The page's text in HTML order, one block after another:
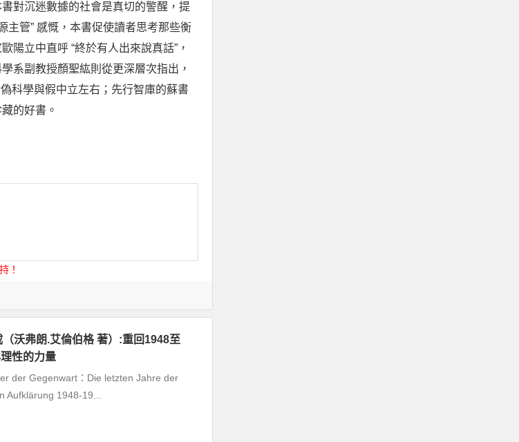
對沉迷數據的社會是真切的警醒，提
主管” 感慨，本書促使讀者思考那些衡
陽立中直呼 “終於有人出來說真話”，
系副教授顏聖紘則從更深層次指出，
科學與假中立左右；先行智庫的蘇書
的好書。
！
沃弗朗.艾倫伯格 著）:重回1948至
性的力量
der Gegenwart：Die letzten Jahre der
Aufklärung 1948-19...